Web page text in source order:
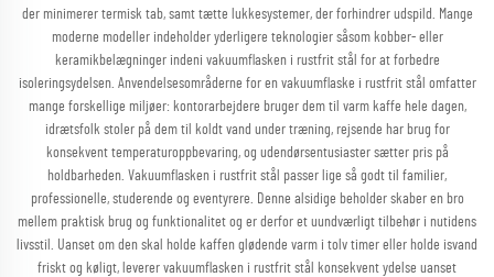
der minimerer termisk tab, samt tætte lukkesystemer, der forhindrer udspild. Mange
moderne modeller indeholder yderligere teknologier såsom kobber- eller
keramikbelægninger indeni vakuumflasken i rustfrit stål for at forbedre
isoleringsydelsen. Anvendelsesområderne for en vakuumflaske i rustfrit stål omfatter
mange forskellige miljøer: kontorarbejdere bruger dem til varm kaffe hele dagen,
idrætsfolk stoler på dem til koldt vand under træning, rejsende har brug for
konsekvent temperaturoppbevaring, og udendørsentusiaster sætter pris på
holdbarheden. Vakuumflasken i rustfrit stål passer lige så godt til familier,
professionelle, studerende og eventyrere. Denne alsidige beholder skaber en bro
mellem praktisk brug og funktionalitet og er derfor et uundværligt tilbehør i nutidens
livsstil. Uanset om den skal holde kaffen glødende varm i tolv timer eller holde isvand
friskt og køligt, leverer vakuumflasken i rustfrit stål konsekvent ydelse uanset